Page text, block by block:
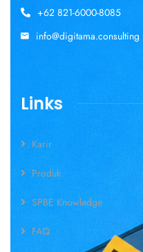
+62 821-6000-8085
info@digitama.consulting
Links
Karir
Produk
SPBE Knowledge
FAQ